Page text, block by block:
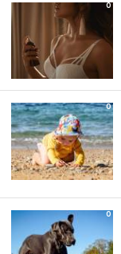
0
0
0